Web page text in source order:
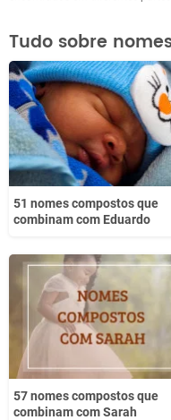
Tudo sobre
51 nomes compostos que
combinam com Eduardo
57 nomes compostos que
combinam com Sarah